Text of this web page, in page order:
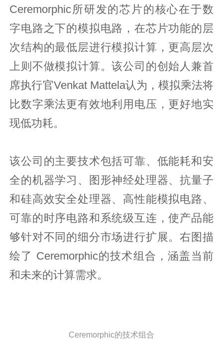
Ceremorphic所研发的芯片的核心在于数
字电路之下的模拟电路，在芯片功能的层
次结构的最低层进行模拟计算，更高层次
上则不做模拟计算。该公司的创始人兼首
席执行官Venkat Mattela认为，模拟乘法将
比数字乘法更有效地利用电压，更好地实
现低功耗。
该公司的主要技术包括可靠、低能耗和安
全的机器学习、图形神经处理器、抗量子
和硅高效安全处理器、高性能模拟电路、
可靠的时序电路和系统级互连，使产品能
够针对不同的细分市场进行扩展。右图描
绘了 Ceremorphic的技术组合，涵盖当前
和未来的计算需求。
Ceremorphic的技术组合